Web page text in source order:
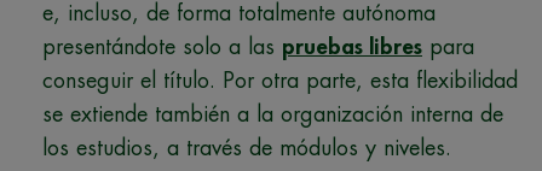
e, incluso, de forma totalmente autónoma
presentándote solo a las pruebas libres para
conseguir el título. Por otra parte, esta flexibilidad
se extiende también a la organización interna de
los estudios, a través de módulos y niveles.